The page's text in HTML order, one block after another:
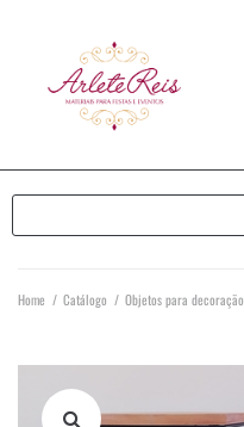
Home / Catálogo / Objetos para decoração